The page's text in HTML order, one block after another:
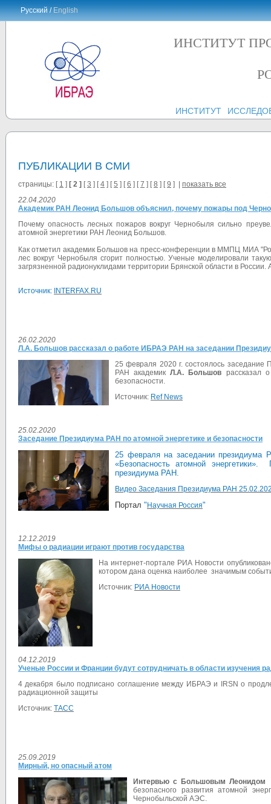
Русский /English
ИНСТИТУТ
ИНСТИТУТ
ПУБЛИКАЦИИ В СМИ
страницы: [ 1 ] [ 2 ] [3 ] [4 ] [5 ] [6 ] [7 ] [8 ] [9 ] | показать все
22.04.2020
Академик РАН Леонид Большов объяснил, почему пожары под
Почему опасность лесных пожаров вокруг Чернобыля сильно
атомной энергетики РАН Леонид Большов.
Как отметил академик Большов на пресс-конференции в ММПЦ МИА
лес вокруг Чернобыля сгорит полностью. Ученые моделировали
загрязненной радионуклидами территории Брянской области в
Источник: INTERFAX.RU
26.02.2020
Л.А. Большов рассказал о работе ИБРАЭ РАН на заседании
25 февраля 2020 г. состоялось заседание
РАН академикЛ.А. Большов рассказал
безопасности.
Источник: Ref News
25.02.2020
Заседание Президиума РАН по атомной энергетике и безопасности
25 февраля на заседании президиума
«Безопасность атомной
президиума РАН.
Видео Заседания Президиума РАН
Портал " Научная Россия"
12.12.2019
Мифы о радиации играют против государства
На интернет-портале РИА Новости
котором дана оценка наиболее значимым
Источник: РИА Новости
04.12.2019
Ученые России и Франции будут сотрудничать в области изучения
4 декабря было подписано соглашение между ИБРАЭ и IRSN о
радиационной защиты
Источник: ТАСС
25.09.2019
Мирный, но опасный атом
Интервью с Большовым Леонидом
безопасного развития атомной
Чернобыльской АЭС.